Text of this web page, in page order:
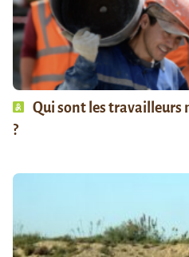
Qui sont les travailleurs
?